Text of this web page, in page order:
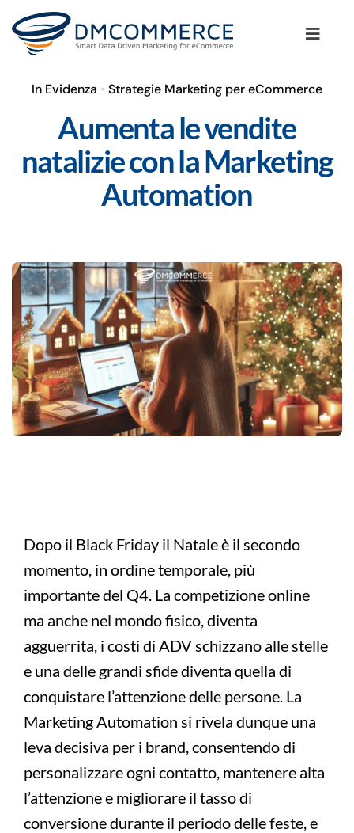
Salta
Toggle
La Metodologia
I Clienti
I Servizi per il tuo eCommerce
In Evidenza • Strategie Marketing per eCommerce
Aumenta le vendite
natalizie con la Marketing
Automation
Dopo il Black Friday il Natale è il secondo
momento, in ordine temporale, più
importante del Q4. La competizione online
ma anche nel mondo fisico, diventa
agguerrita, i costi di ADV schizzano alle stelle
e una delle grandi sfide diventa quella di
conquistare l’attenzione delle persone. La
Marketing Automation si rivela dunque una
leva decisiva per i brand, consentendo di
personalizzare ogni contatto, mantenere alta
l’attenzione e migliorare il tasso di
conversione durante il periodo delle feste, e